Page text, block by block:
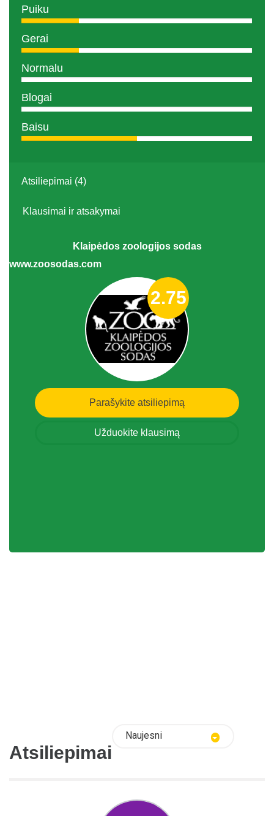
Puiku
Gerai
Normalu
Blogai
Baisu
Atsiliepimai (4)
Klausimai ir atsakymai
Klaipėdos zoologijos sodas
www.zoosodas.com
2.75
Parašykite atsiliepimą
Užduokite klausimą
Atsiliepimai
Naujesni